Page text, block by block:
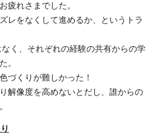
疲れさまでした。
レをなくして進めるか、というトラ
なく、それぞれの経験の共有からの学
。
づくりが難しかった！
解像度を高めないとだし、誰からの